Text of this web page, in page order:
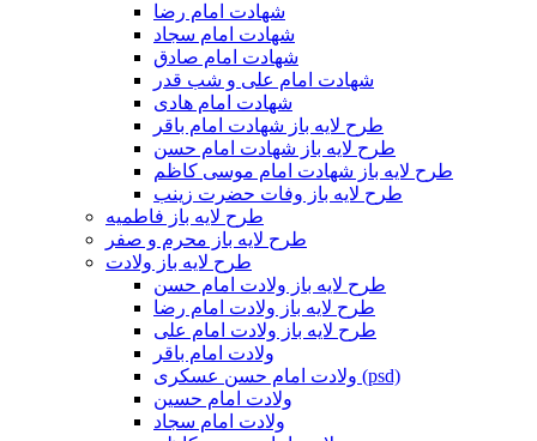
شهادت امام رضا
شهادت امام سجاد
شهادت امام صادق
شهادت امام علی و شب قدر
شهادت امام هادی
طرح لایه باز شهادت امام باقر
طرح لایه باز شهادت امام حسن
طرح لایه باز شهادت امام موسی کاظم
طرح لایه باز وفات حضرت زینب
طرح لایه باز فاطمیه
طرح لایه باز محرم و صفر
طرح لایه باز ولادت
طرح لایه باز ولادت امام حسن
طرح لایه باز ولادت امام رضا
طرح لایه باز ولادت امام علی
ولادت امام باقر
ولادت امام حسن عسکری (psd)
ولادت امام حسین
ولادت امام سجاد